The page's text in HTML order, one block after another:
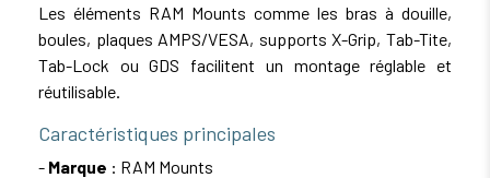
Les éléments RAM Mounts comme les bras à douille,
boules, plaques AMPS/VESA, supports X-Grip, Tab-Tite,
Tab-Lock ou GDS facilitent un montage réglable et
réutilisable.
Caractéristiques principales
- Marque : RAM Mounts